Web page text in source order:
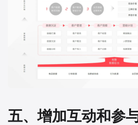
五、增加互动和参